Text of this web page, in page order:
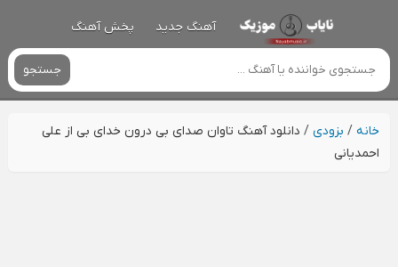
آهنگ جدید پخش آهنگ
جستجو
خانه/ بزودی / دانلود آهنگ تاوان صدای بی درون خدای بی از علی
احمدیانی